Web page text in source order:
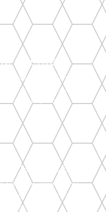
Cliente
priorità. Siamo
le tue esigenze e
corso d’opera.
sia unico. Proponiamo
per rispondere alle
richieste.